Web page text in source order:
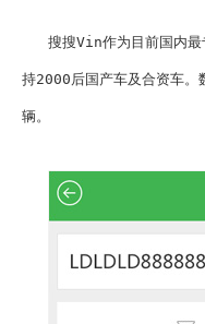
搜搜Vin作为目前国内最
持2000后国产车及合资车。
辆。